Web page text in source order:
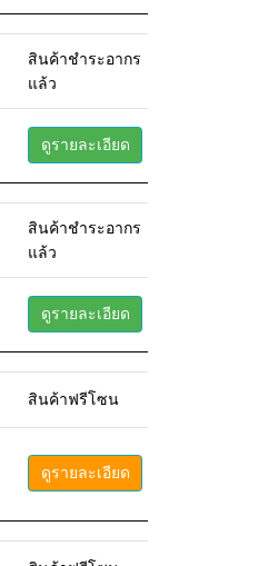
สินค้าชำระอากร
แล้ว
ดูรายละเอียด
สินค้าชำระอากร
แล้ว
ดูรายละเอียด
สินค้าฟรีโซน
ดูรายละเอียด